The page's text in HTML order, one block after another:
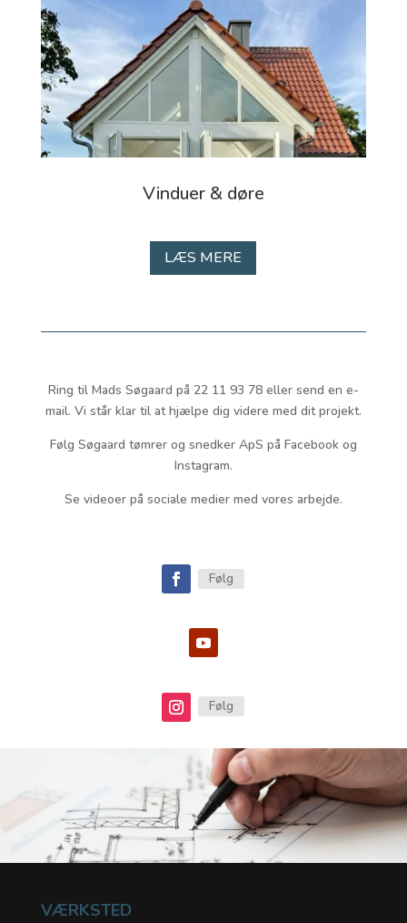
Vinduer & døre
LÆS MERE
Ring til Mads Søgaard på 22 11 93 78 eller send en e-
mail. Vi står klar til at hjælpe dig videre med dit projekt.
Følg Søgaard tømrer og snedker ApS på Facebook og
Instagram.
Se videoer på sociale medier med vores arbejde.
Følg
Følg
VÆRKSTED